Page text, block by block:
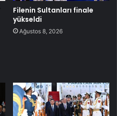
Filenin Sultanları finale
yükseldi
Ağustos 8, 2026